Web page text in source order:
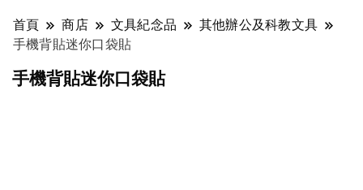
首頁 商店 文具紀念品
其他辦公及科教文具
手機背貼迷你口袋貼
手機背貼迷你口袋貼